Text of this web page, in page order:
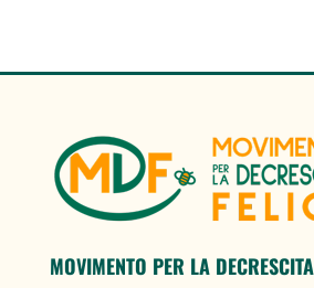
MOVIMENTO PER LA